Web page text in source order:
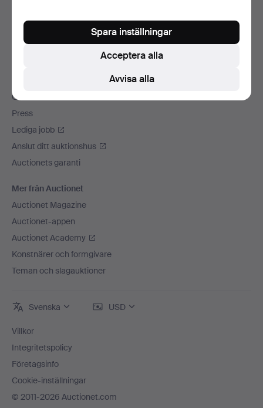
Betalningsalternativ
Vi skickar med
Om Auctionet
Press
Lediga jobb
Anslut ditt auktionshus
Auctionets garanti
Mer från Auctionet
Auctionet Magazine
Auctionet-appen
Auctionet Academy
Konstnärer och formgivare
Teman och slagauktioner
Svenska USD
Villkor
Integritetspolicy
Företagsinfo
Cookie-inställningar
© 2011-2026 Auctionet.com
Avvisa alla
Acceptera alla
Spara inställningar